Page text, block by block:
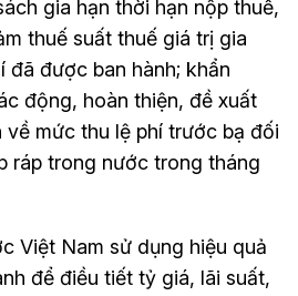
gia hạn thời hạn nộp thuế,
thuế suất thuế giá trị gia
đã được ban hành; khẩn
động, hoàn thiện, đề xuất
về mức thu lệ phí trước bạ đối
ráp trong nước trong tháng
Việt Nam sử dụng hiệu quả
để điều tiết tỷ giá, lãi suất,